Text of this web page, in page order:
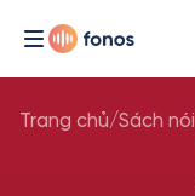
Trang chủ/Sách nói